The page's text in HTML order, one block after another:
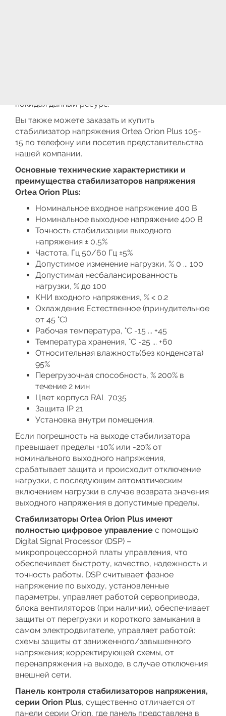
покидая данный ресурс.
Вы также можете заказать и купить
стабилизатор напряжения Ortea Orion Plus 105-
15 по телефону или посетив представительства
нашей компании.
Основные технические характеристики и
преимущества стабилизаторов напряжения
Ortea Orion Plus:
Номинальное входное напряжение 400 В
Номинальное выходное напряжение 400 В
Точность стабилизации выходного
напряжения ± 0,5%
Частота, Гц 50/60 Гц ±5%
Допустимое изменение нагрузки, % 0 ... 100
Допустимая несбалансированность
нагрузки, % до 100
КНИ входного напряжения, % < 0.2
Охлаждение Естественное (принудительное
от 45 °C)
Рабочая температура, °С -15 ... +45
Температура хранения, °С -25 ... +60
Относительная влажность(без конденсата)
95%
Перегрузочная способность, % 200% в
течение 2 мин
Цвет корпуса RAL 7035
Защита IP 21
Установка внутри помещения.
Если погрешность на выходе стабилизатора
превышает пределы +10% или -20% от
номинального выходного напряжения,
срабатывает защита и происходит отключение
нагрузки, с последующим автоматическим
включением нагрузки в случае возврата значения
выходного напряжения в допустимые пределы.
Стабилизаторы Ortea Orion Plus имеют
полностью цифровое управление с помощью
Digital Signal Processor (DSP) –
микропроцессорной платы управления, что
обеспечивает быстроту, качество, надежность и
точность работы. DSP считывает фазное
напряжение по выходу, установленные
параметры, управляет работой сервопривода,
блока вентиляторов (при наличии), обеспечивает
защиты от перегрузки и короткого замыкания в
самом электродвигателе, управляет работой:
схемы защиты от заниженного/завышенного
напряжения; корректирующей схемы, от
перенапряжения на выходе, в случае отключения
внешней сети.
Панель контроля стабилизаторов напряжения,
серии Orion Plus, существенно отличается от
панели серии Orion, где панель представлена в